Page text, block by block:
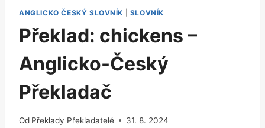
ANGLICKO ČESKÝ SLOVNÍK SLOVNÍK
Překlad: chickens –
Anglicko-Český
Překladač
Od Překlady Překladatelé 31. 8. 2024